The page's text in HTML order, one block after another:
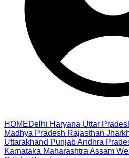
HOMEDelhi Haryana Uttar
Madhya Pradesh Rajasthan
Uttarakhand PunjabAndhra
Karnataka Maharashtra Assam